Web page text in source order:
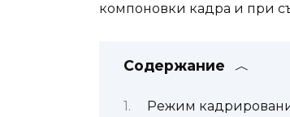
компоновки кадра и при
Содержание
Режим